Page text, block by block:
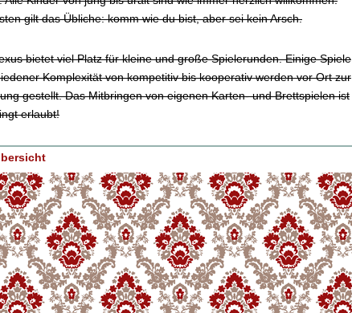
gilt das Übliche: komm wie du bist, aber sei kein Arsch.
bietet viel Platz für kleine und große Spielerunden. Einige Spiele
Komplexität von kompetitiv bis kooperativ werden vor Ort zur
gestellt. Das Mitbringen von eigenen Karten- und Brettspielen ist
erlaubt!